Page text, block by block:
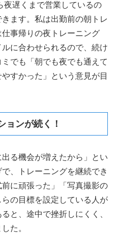
夜遅くまで営業しているの
ます。私は出勤前の朝トレ
事帰りの夜トレーニング
に合わせられるので、続け
でも「朝でも夜でも通えて
すかった」という意見が目
ョンが続く！
る機会が増えたから」とい
、トレーニングを継続でき
に頑張った」「写真撮影の
の目標を設定している人が
と、途中で挫折しにくく、
た。